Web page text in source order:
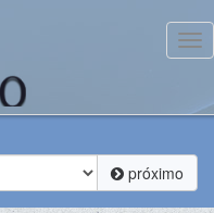
próximo